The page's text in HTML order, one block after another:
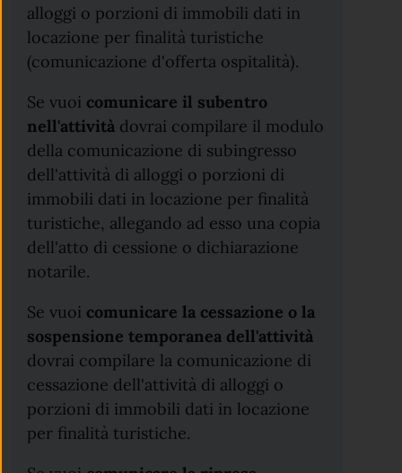
alloggi o porzioni di immobili dati in
locazione per finalità turistiche
(comunicazione d'offerta ospitalità).
Se vuoi comunicare il subentro
nell'attività dovrai compilare il modulo
della comunicazione di subingresso
dell'attività di alloggi o porzioni di
immobili dati in locazione per finalità
turistiche, allegando ad esso una copia
dell'atto di cessione o dichiarazione
notarile.
Se vuoi comunicare la cessazione o la
sospensione temporanea dell'attività
dovrai compilare la comunicazione di
cessazione dell'attività di alloggi o
porzioni di immobili dati in locazione
per finalità turistiche.